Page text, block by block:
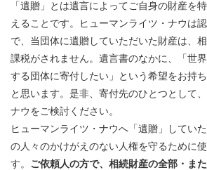
「遺贈」とは遺言によってご自身の財産を
えることです。ヒューマンライツ・ナウは
で、当団体に遺贈していただいた財産は、
課税がされません。遺言書のなかに、「世
する団体に寄付したい」という希望をお持
と思います。是非、寄付先のひとつとして
ナウをご検討ください。
ヒューマンライツ・ナウへ「遺贈」してい
の人々のかけがえのない人権を守るために
す。 ご依頼人の方で、相続財産の全部・ま